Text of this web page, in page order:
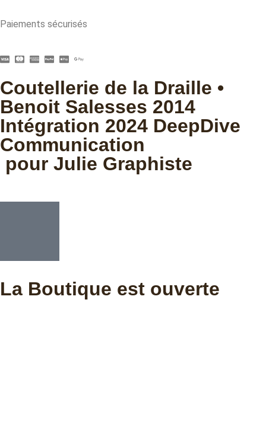
Paiements sécurisés
Coutellerie de la Draille •
Benoit Salesses 2014
Intégration 2024 DeepDive
Communication
pour Julie Graphiste
La Boutique est ouverte